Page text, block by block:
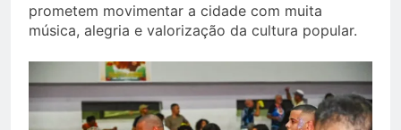
prometem movimentar a cidade com muita
música, alegria e valorização da cultura popular.